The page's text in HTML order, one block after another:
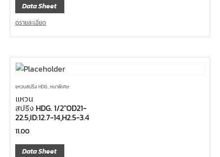
Data Sheet
ดูรายละเอียด
แหวนสปริง HDG , หนาพิเศษ
แหวน
สปริง HDG. 1/2″OD21-
22.5,ID:12.7-14,H2.5-3.4
11.00
Data Sheet